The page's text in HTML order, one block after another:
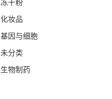
冻干粉
化妆品
基因与细胞
未分类
生物制药